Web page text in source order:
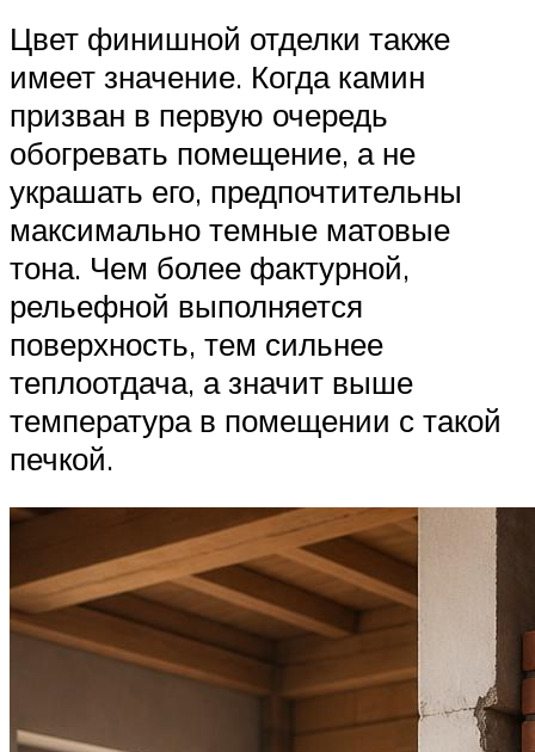
Цвет финишной отделки также
имеет значение. Когда камин
призван в первую очередь
обогревать помещение, а не
украшать его, предпочтительны
максимально темные матовые
тона. Чем более фактурной,
рельефной выполняется
поверхность, тем сильнее
теплоотдача, а значит выше
температура в помещении с такой
печкой.